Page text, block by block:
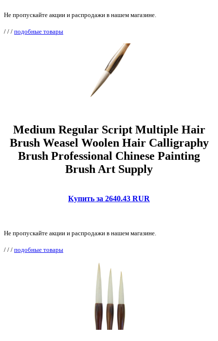
Не пропускайте акции и распродажи в нашем магазине.
/ / / подобные товары
Medium Regular Script Multiple Hair
Brush Weasel Woolen Hair Calligraphy
Brush Professional Chinese Painting
Brush Art Supply
Купить за 2640.43 RUR
Не пропускайте акции и распродажи в нашем магазине.
/ / / подобные товары